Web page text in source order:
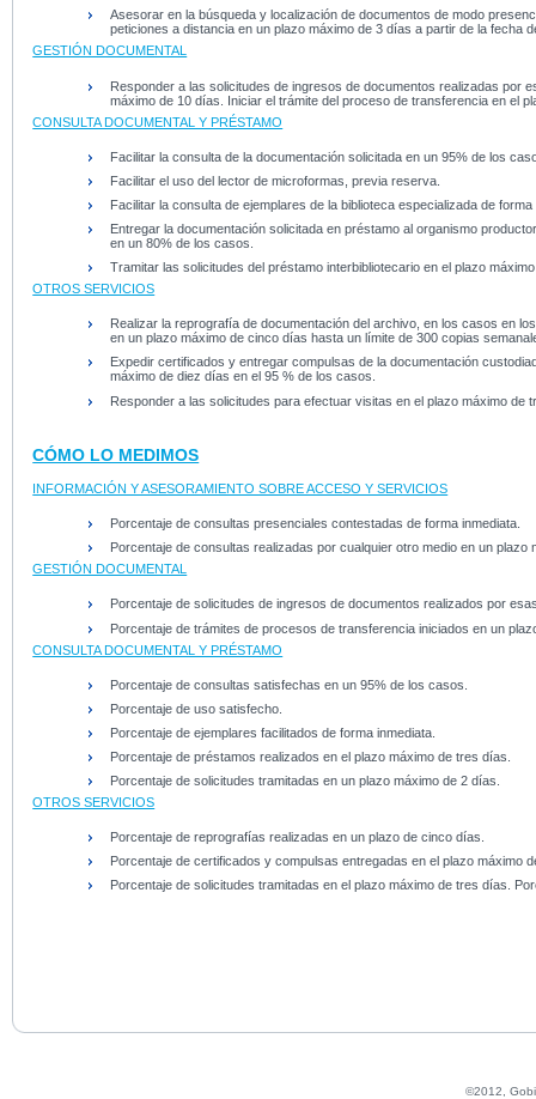
Asesorar en la búsqueda y localización de documentos de modo
peticiones a distancia en un plazo máximo de 3 días a partir de la fecha
GESTIÓN DOCUMENTAL
Responder a las solicitudes de ingresos de documentos realizadas por
máximo de 10 días. Iniciar el trámite del proceso de transferencia en el
CONSULTA DOCUMENTAL Y PRÉSTAMO
Facilitar la consulta de la documentación solicitada en un 95% de los
Facilitar el uso del lector de microformas, previa reserva.
Facilitar la consulta de ejemplares de la biblioteca especializada de forma
Entregar la documentación solicitada en préstamo al organismo
en un 80% de los casos.
Tramitar las solicitudes del préstamo interbibliotecario en el plazo
OTROS SERVICIOS
Realizar la reprografía de documentación del archivo, en los casos en
en un plazo máximo de cinco días hasta un límite de 300 copias
Expedir certificados y entregar compulsas de la documentación
máximo de diez días en el 95 % de los casos.
Responder a las solicitudes para efectuar visitas en el plazo máximo
CÓMO LO MEDIMOS
INFORMACIÓN Y ASESORAMIENTO SOBRE ACCESO Y SERVICIOS
Porcentaje de consultas presenciales contestadas de forma inmediata.
Porcentaje de consultas realizadas por cualquier otro medio en un
GESTIÓN DOCUMENTAL
Porcentaje de solicitudes de ingresos de documentos realizados por
Porcentaje de trámites de procesos de transferencia iniciados en un
CONSULTA DOCUMENTAL Y PRÉSTAMO
Porcentaje de consultas satisfechas en un 95% de los casos.
Porcentaje de uso satisfecho.
Porcentaje de ejemplares facilitados de forma inmediata.
Porcentaje de préstamos realizados en el plazo máximo de tres días.
Porcentaje de solicitudes tramitadas en un plazo máximo de 2 días.
OTROS SERVICIOS
Porcentaje de reprografías realizadas en un plazo de cinco días.
Porcentaje de certificados y compulsas entregadas en el plazo máximo
Porcentaje de solicitudes tramitadas en el plazo máximo de tres días.
©2012,